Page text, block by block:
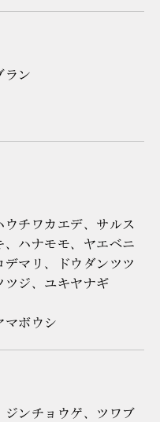
ラン
チワカエデ、サルス
ハナモモ、ヤエベニ
マリ、ドウダンツツ
ツジ、ユキヤナギ
マボウシ
ジンチョウゲ、ツワブ